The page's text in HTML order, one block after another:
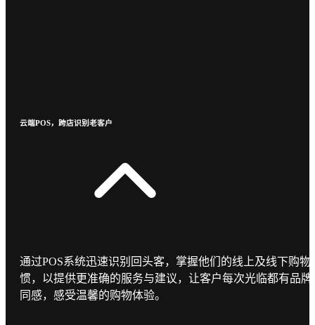
云端POS，跨店识别老客户
通过POS系统迅速识别回头客，掌握他们的线上及线下购物
惯，以提供更准确的服务与建议，让客户每次光临都有品牌
同感，感受温馨的购物体验。